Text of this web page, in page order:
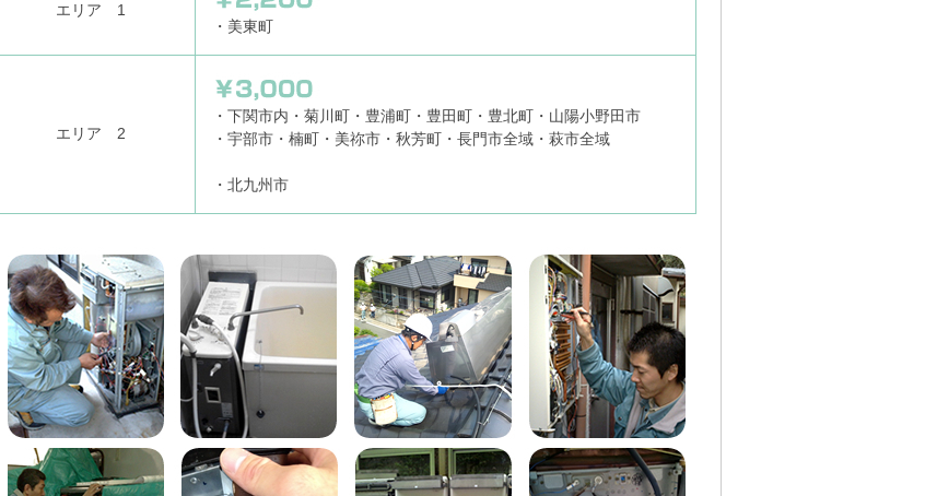
エリア 1
・美東町
エリア 2
・下関市内・菊川町・豊浦町・豊田町・豊北町・山陽小野田市
・宇部市・楠町・美祢市・秋芳町・長門市全域・萩市全域
・北九州市